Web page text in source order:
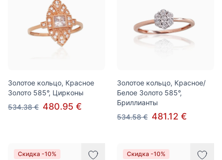
Золотое кольцо, Красное
Золото 585°, Цирконы
534.38 € 480.95 €
Золотое кольцо, Красное/
Белое Золото 585°,
Бриллианты
534.58 € 481.12 €
Скидка -10% Скидка -10%